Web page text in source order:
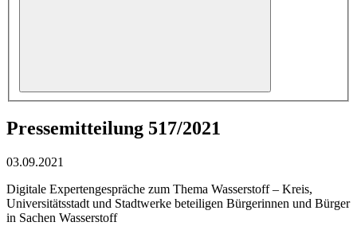
Pressemitteilung 517/2021
03.09.2021
Digitale Expertengespräche zum Thema Wasserstoff – Kreis,
Universitätsstadt und Stadtwerke beteiligen Bürgerinnen und Bürger
in Sachen Wasserstoff